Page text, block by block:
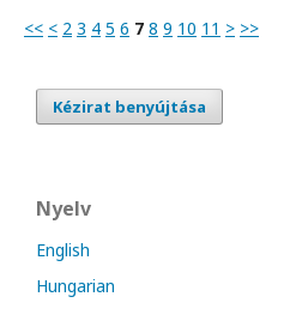
<< < 2 3 4 5 6 7 8 9 10 11 > >>
Kézirat benyújtása
Nyelv
English
Hungarian